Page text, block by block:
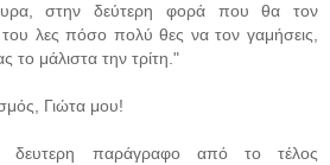
στην δεύτερη φορά που θα τον
του λες πόσο πολύ θες να τον γαμήσεις,
το μάλιστα την τρίτη."
Γιώτα μου!
δευτερη παράγραφο από το τέλος